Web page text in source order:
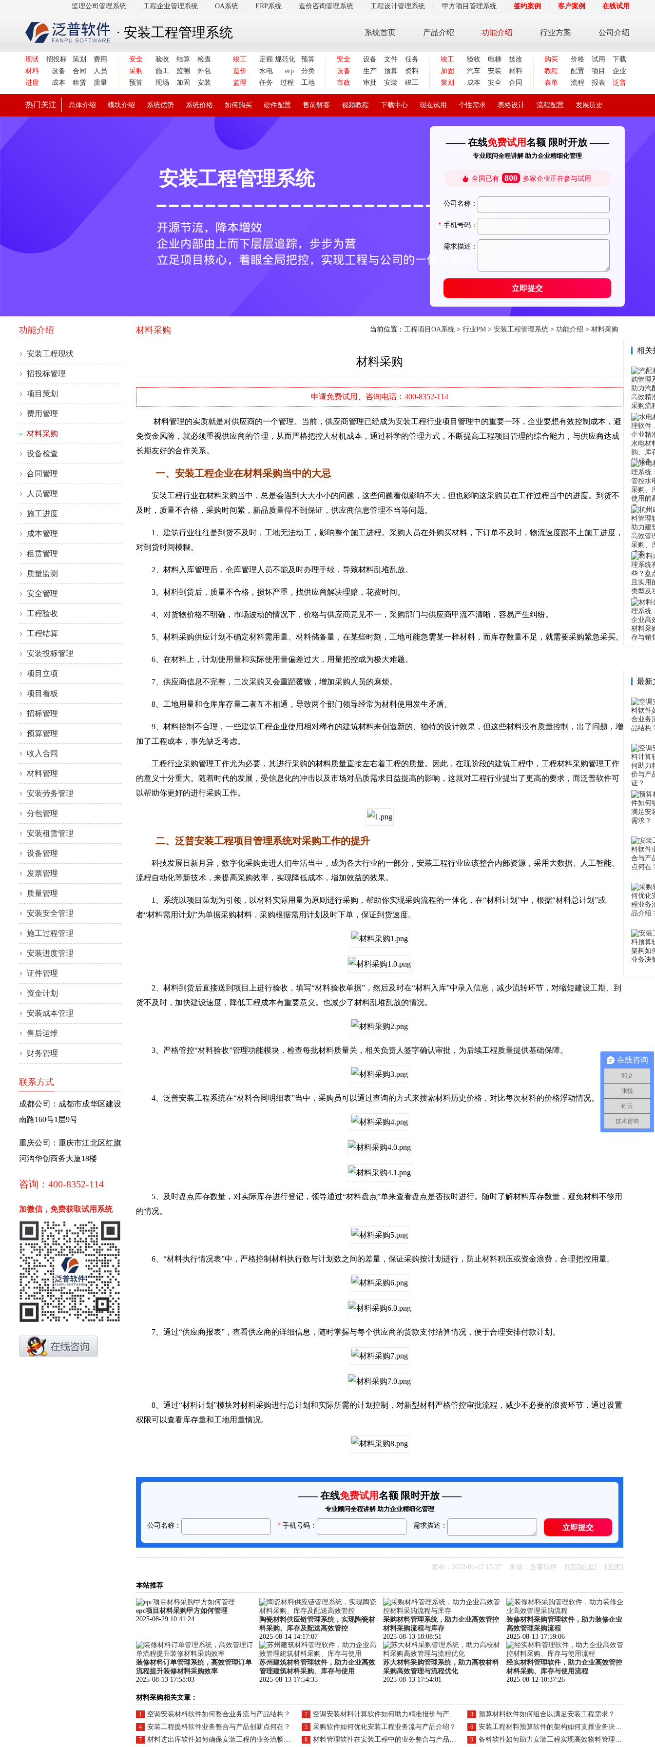
监理公司管理系统 工程企业管理系统 OA系统 ERP系统 造价咨询管理系统 工程设计管理系统 甲方项目管理系统 签约案例 客户案例 在线试用
· 安装工程管理系统 系统首页 产品介绍 功能介绍 行业方案 公司介绍
现状 招投标 策划
费用
材料
设备 合同
人员
进度
成本 租赁 质量
安全 验收 结算
检查
采购
施工 监测
外包
预算
现场 加固 安装
竣工 定额 规范化
预算
造价
水电 erp
分类
监理
任务 过程 工地
安全 设备 文件
任务
设备
生产 预算
资料
市政
审批 安装 竣工
竣工 验收 电梯
技改
加固
汽车 安装
材料
策划
成本 安全 合同
购买 价格 试用
下载
教程
配置 项目
企业
表单
流程 报表 泛普
热门关注 总体介绍 模块介绍 系统优势 系统价格 如何购买 硬件配置 售前解答 视频教程 下载中心 现在试用 个性需求 表格设计 流程配置 发展历史
安装工程管理系统
功能介绍
安装工程现状
招投标管理
项目策划
费用管理
材料采购
设备检查
合同管理
人员管理
施工进度
成本管理
租赁管理
质量监测
安全管理
工程验收
工程结算
安装投标管理
项目立项
项目看板
招标管理
预算管理
收入合同
材料管理
安装劳务管理
分包管理
安装租赁管理
设备管理
发票管理
质量管理
安装安全管理
施工过程管理
安装进度管理
证件管理
资金计划
安装成本管理
售后运维
财务管理
联系方式
成都公司：成都市成华区建设
南路160号1层9号
重庆公司：重庆市江北区红旗
河沟华创商务大厦18楼
咨询：400-8352-114
加微信，免费获取试用系统
材料采购 当前位置： 工程项目OA系统 > 行业PM > 安装工程管理系统 > 功能介绍 > 材料采购
材料采购
申请免费试用、咨询电话：400-8352-114
材料管理的实质就是对供应商的一个管理。当前，供应商管理已经成为安装工程行业项目管理中的重要一环，企业要想有效控制成本，避
免资金风险，就必须重视供应商的管理，从而严格把控人材机成本，通过科学的管理方式，不断提高工程项目管理的综合能力，与供应商达成
长期友好的合作关系。
一、安装工程企业在材料采购当中的大忌
安装工程行业在材料采购当中，总是会遇到大大小小的问题，这些问题看似影响不大，但也影响这采购员在工作过程当中的进度。到货不
及时，质量不合格，采购时间紧，新品质量得不到保证，供应商信息管理不当等问题。
1、建筑行业往往是到货不及时，工地无法动工，影响整个施工进程。采购人员在外购买材料，下订单不及时，物流速度跟不上施工进度，
对到货时间模糊。
2、材料入库管理后，仓库管理人员不能及时办理手续，导致材料乱堆乱放。
3、材料到货后，质量不合格，损坏严重，找供应商解决理赔，花费时间。
4、对货物价格不明确，市场波动的情况下，价格与供应商意见不一，采购部门与供应商甲流不清晰，容易产生纠纷。
5、材料采购供应计划不确定材料需用量、材料储备量，在某些时刻，工地可能急需某一样材料，而库存数量不足，就需要采购紧急采买。
6、在材料上，计划使用量和实际使用量偏差过大，用量把控成为极大难题。
7、供应商信息不完整，二次采购又会重蹈覆辙，增加采购人员的麻烦。
8、工地用量和仓库库存量二者互不相通，导致两个部门领导经常为材料使用发生矛盾。
9、材料控制不合理，一些建筑工程企业使用相对稀有的建筑材料来创造新的、独特的设计效果，但这些材料没有质量控制，出了问题，增
加了工程成本，事先缺乏考虑。
工程行业采购管理工作尤为必要，其进行采购的材料质量直接左右着工程的质量。因此，在现阶段的建筑工程中，工程材料采购管理工作
的意义十分重大。随着时代的发展，受信息化的冲击以及市场对品质需求日益提高的影响，这就对工程行业提出了更高的要求，而泛普软件可
以帮助你更好的进行采购工作。
二、泛普安装工程项目管理系统对采购工作的提升
科技发展日新月异，数字化采购走进人们生活当中，成为各大行业的一部分，安装工程行业应该整合内部资源，采用大数据、人工智能、
流程自动化等新技术，来提高采购效率，实现降低成本，增加效益的效果。
1、系统以项目策划为引领，以材料实际用量为原则进行采购，帮助你实现采购流程的一体化，在“材料计划”中，根据“材料总计划”或
者“材料需用计划”为单据采购材料，采购根据需用计划及时下单，保证到货速度。
2、材料到货后直接送到项目上进行验收，填写“材料验收单据”，然后及时在“材料入库”中录入信息，减少流转环节，对缩短建设工期、到
货不及时，加快建设速度，降低工程成本有重要意义。也减少了材料乱堆乱放的情况。
3、严格管控“材料验收”管理功能模块，检查每批材料质量关，相关负责人签字确认审批，为后续工程质量提供基础保障。
4、泛普安装工程系统在“材料合同明细表”当中，采购员可以通过查询的方式来搜索材料历史价格，对比每次材料的价格浮动情况。
5、及时盘点库存数量，对实际库存进行登记，领导通过“材料盘点”单来查看盘点是否按时进行。随时了解材料库存数量，避免材料不够用
的情况。
6、“材料执行情况表”中，严格控制材料执行数与计划数之间的差量，保证采购按计划进行，防止材料积压或资金浪费，合理把控用量。
7、通过“供应商报表”，查看供应商的详细信息，随时掌握与每个供应商的货款支付结算情况，便于合理安排付款计划。
8、通过“材料计划”模块对材料采购进行总计划和实际所需的计划控制，对新型材料严格管控审批流程，减少不必要的浪费环节，通过设置
权限可以查看库存量和工地用量情况。
发布：2022-01-12 15:27 来源：泛普软件 [打印此页 ] [关闭 ]
本站推荐
epc项目材料采购甲方如何管理
2025-08-29 10:41:24
陶瓷材料供应链管理系统，实现陶瓷材
料采购、库存及配送高效管控
2025-08-14 14:17:07
采购材料管理系统，助力企业高效管控
材料采购流程与库存
2025-08-13 18:08:51
装修材料采购管理软件，助力装修企业
高效管理采购流程
2025-08-13 17:59:06
装修材料订单管理系统，高效管理订单
流程提升装修材料采购效率
2025-08-13 17:58:03
苏州建筑材料管理软件，助力企业高效
管理建筑材料采购、库存与使用
2025-08-13 17:54:35
苏大材料采购管理系统，助力高校材料
采购高效管理与流程优化
2025-08-13 17:54:01
经实材料管理软件，助力企业高效管控
材料采购、库存与使用流程
2025-08-12 10:37:26
材料采购相关文章：
1 空调安装材料软件如何整合业务流与产品结构？ 2 空调安装材料计算软件如何助力精准报价与产品认证？ 3 预算材料软件如何组合以满足安装工程需求？
4 安装工程提料软件业务整合与产品创新点何在？ 5 采购软件如何优化安装工程业务流与产品介绍？ 6 安装工程材料预算软件的架构如何支撑业务决策？
7 材料进出库软件如何确保安装工程的业务流畅与产品认证？ 8 材料管理软件在安装工程中的业务整合与产品特性？ 9 备料软件如何助力安装工程实现高效物料管理与产品整合？
相关
最新
在线咨询
郑义
张悦
何云
技术咨询